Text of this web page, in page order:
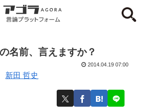
名前、言えますか？
新田 哲史
2014.04.19 07:00